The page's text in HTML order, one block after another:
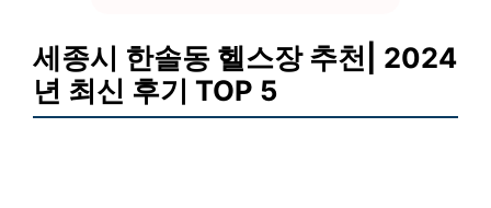
세종시 한솔동 헬스장 추천| 2024
년 최신 후기 TOP 5